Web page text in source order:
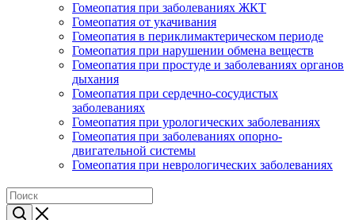
Гомеопатия при заболеваниях ЖКТ
Гомеопатия от укачивания
Гомеопатия в периклимактерическом периоде
Гомеопатия при нарушении обмена веществ
Гомеопатия при простуде и заболеваниях органов
дыхания
Гомеопатия при сердечно-сосудистых
заболеваниях
Гомеопатия при урологических заболеваниях
Гомеопатия при заболеваниях опорно-
двигательной системы
Гомеопатия при неврологических заболеваниях